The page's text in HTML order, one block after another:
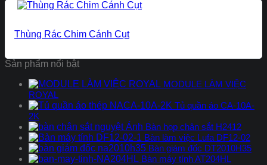
Thùng Rác Chim Cánh Cụt
Sản phẩm nổi bật
MODULE LÀM VIỆC
ROYAL
Tủ quần áo CA-10A-
2K
Bàn họp chân sắt H2412
Bàn làm việc Lufa DF12-02
Bàn giám đốc DT2010H35
Bàn máy tính AT204HL